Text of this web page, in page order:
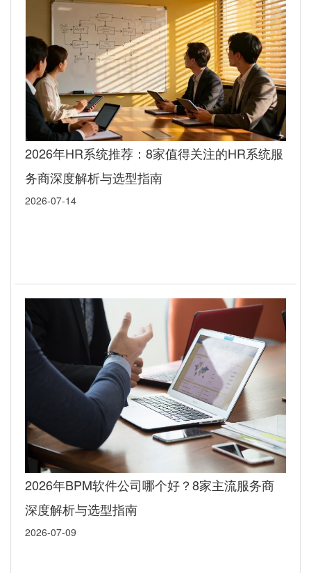
2026年HR系统推荐：8家值得关注的HR系统服
务商深度解析与选型指南
2026-07-14
2026年BPM软件公司哪个好？8家主流服务商
深度解析与选型指南
2026-07-09